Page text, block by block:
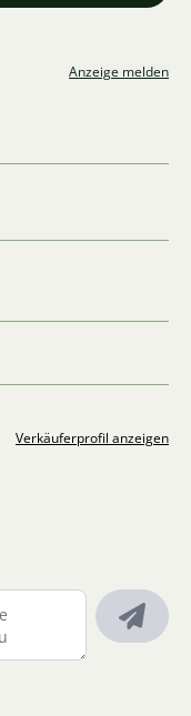
Anzeige melden
Verkäuferprofil anzeigen